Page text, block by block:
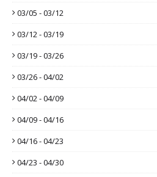
03/05 - 03/12
03/12 - 03/19
03/19 - 03/26
03/26 - 04/02
04/02 - 04/09
04/09 - 04/16
04/16 - 04/23
04/23 - 04/30